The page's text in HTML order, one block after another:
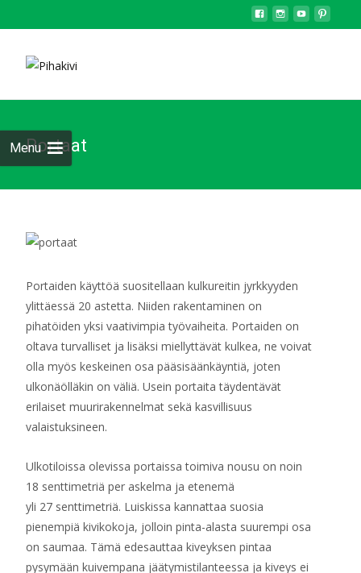
MenuPortaat
Portaiden käyttöä suositellaan kulkureitin jyrkkyyden
ylittäessä 20 astetta. Niiden rakentaminen on
pihatöiden yksi vaativimpia työvaiheita. Portaiden on
oltava turvalliset ja lisäksi miellyttävät kulkea, ne voivat
olla myös keskeinen osa pääsisäänkäyntiä, joten
ulkonäölläkin on väliä. Usein portaita täydentävät
erilaiset muurirakennelmat sekä kasvillisuus
valaistuksineen.
Ulkotiloissa olevissa portaissa toimiva nousu on noin
18 senttimetriä per askelma ja etenemä
yli 27 senttimetriä. Luiskissa kannattaa suosia
pienempiä kivikokoja, jolloin pinta-alasta suurempi osa
on saumaa. Tämä edesauttaa kiveyksen pintaa
pysymään kuivempana jäätymistilanteessa ja kiveys ei